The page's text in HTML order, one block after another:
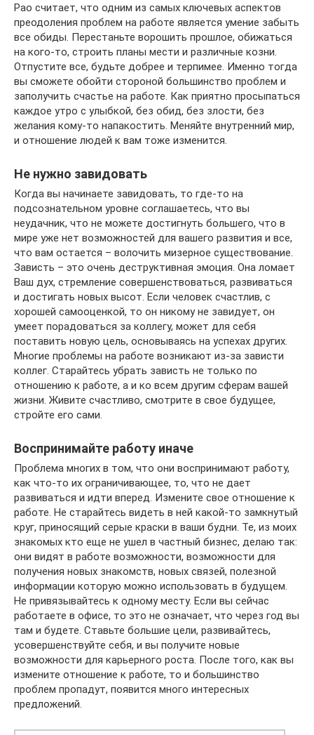
Рао считает, что одним из самых ключевых аспектов
преодоления проблем на работе является умение забыть
все обиды. Перестаньте ворошить прошлое, обижаться
на кого-то, строить планы мести и различные козни.
Отпустите все, будьте добрее и терпимее. Именно тогда
вы сможете обойти стороной большинство проблем и
заполучить счастье на работе. Как приятно просыпаться
каждое утро с улыбкой, без обид, без злости, без
желания кому-то напакостить. Меняйте внутренний мир,
и отношение людей к вам тоже изменится.
Не нужно завидовать
Когда вы начинаете завидовать, то где-то на
подсознательном уровне соглашаетесь, что вы
неудачник, что не можете достигнуть большего, что в
мире уже нет возможностей для вашего развития и все,
что вам остается – волочить мизерное существование.
Зависть – это очень деструктивная эмоция. Она ломает
Ваш дух, стремление совершенствоваться, развиваться
и достигать новых высот. Если человек счастлив, с
хорошей самооценкой, то он никому не завидует, он
умеет порадоваться за коллегу, может для себя
поставить новую цель, основываясь на успехах других.
Многие проблемы на работе возникают из-за зависти
коллег. Старайтесь убрать зависть не только по
отношению к работе, а и ко всем другим сферам вашей
жизни. Живите счастливо, смотрите в свое будущее,
стройте его сами.
Воспринимайте работу иначе
Проблема многих в том, что они воспринимают работу,
как что-то их ограничивающее, то, что не дает
развиваться и идти вперед. Измените свое отношение к
работе. Не старайтесь видеть в ней какой-то замкнутый
круг, приносящий серые краски в ваши будни. Те, из моих
знакомых кто еще не ушел в частный бизнес, делаю так:
они видят в работе возможности, возможности для
получения новых знакомств, новых связей, полезной
информации которую можно использовать в будущем.
Не привязывайтесь к одному месту. Если вы сейчас
работаете в офисе, то это не означает, что через год вы
там и будете. Ставьте большие цели, развивайтесь,
усовершенствуйте себя, и вы получите новые
возможности для карьерного роста. После того, как вы
измените отношение к работе, то и большинство
проблем пропадут, появится много интересных
предложений.